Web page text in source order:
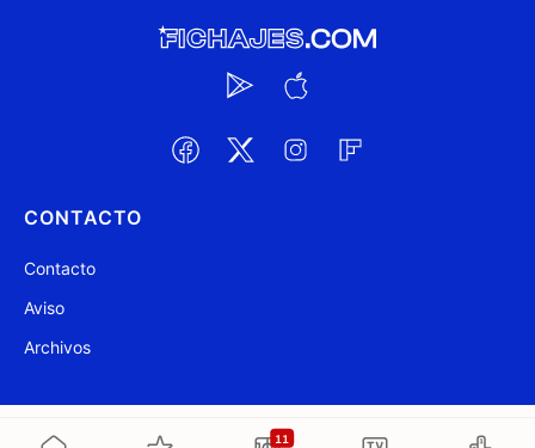
11
CONTACTO
Contacto
Aviso
Archivos